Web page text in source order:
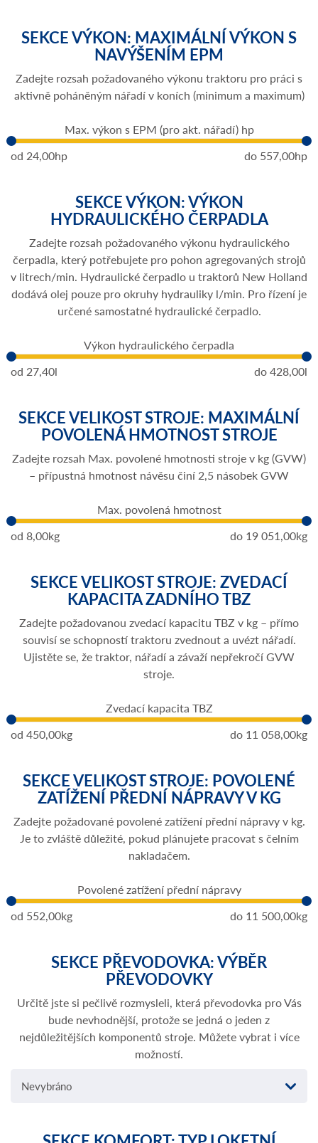
SEKCE VÝKON: MAXIMÁLNÍ VÝKON S
NAVÝŠENÍM EPM
Zadejte rozsah požadovaného výkonu traktoru pro práci s
aktivně poháněným nářadí v koních (minimum a maximum)
Max. výkon s EPM (pro akt. nářadí) hp
od 24,00hp do 557,00hp
SEKCE VÝKON: VÝKON
HYDRAULICKÉHO ČERPADLA
Zadejte rozsah požadovaného výkonu hydraulického
čerpadla, který potřebujete pro pohon agregovaných strojů
v litrech/min. Hydraulické čerpadlo u traktorů New Holland
dodává olej pouze pro okruhy hydrauliky l/min. Pro řízení je
určené samostatné hydraulické čerpadlo.
Výkon hydraulického čerpadla
od 27,40l do428,00l
SEKCE VELIKOST STROJE: MAXIMÁLNÍ
POVOLENÁ HMOTNOST STROJE
Zadejte rozsah Max. povolené hmotnosti stroje v kg (GVW)
– přípustná hmotnost návěsu činí 2,5 násobek GVW
Max. povolená hmotnost
od 8,00kg do 19 051,00kg
SEKCE VELIKOST STROJE: ZVEDACÍ
KAPACITA ZADNÍHO TBZ
Zadejte požadovanou zvedací kapacitu TBZ v kg – přímo
souvisí se schopností traktoru zvednout a uvézt nářadí.
Ujistěte se, že traktor, nářadí a závaží nepřekročí GVW
stroje.
Zvedací kapacita TBZ
od 450,00kg do 11 058,00kg
SEKCE VELIKOST STROJE: POVOLENÉ
ZATÍŽENÍ PŘEDNÍ NÁPRAVY V KG
Zadejte požadované povolené zatížení přední nápravy v kg.
Je to zvláště důležité, pokud plánujete pracovat s čelním
nakladačem.
Povolené zatížení přední nápravy
od 552,00kg do 11 500,00kg
SEKCE PŘEVODOVKA: VÝBĚR
PŘEVODOVKY
Určitě jste si pečlivě rozmysleli, která převodovka pro Vás
bude nevhodnější, protože se jedná o jeden z
nejdůležitějších komponentů stroje. Můžete vybrat i více
možností.
Nevybráno